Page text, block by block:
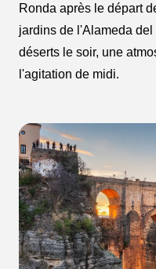
Ronda après le départ
jardins de l'Alameda
déserts le soir, une
l'agitation de midi.